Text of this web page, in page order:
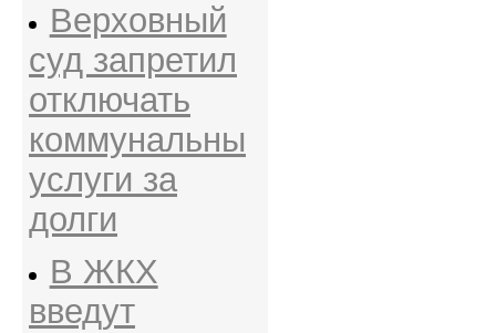
Верховный
суд запретил
отключать
коммунальны
услуги за
долги
В ЖКХ
введут